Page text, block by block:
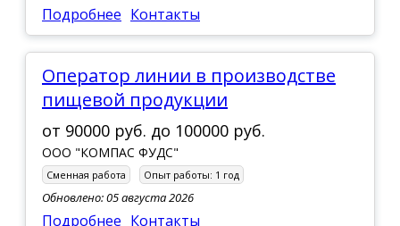
Подробнее Контакты
Оператор линии в производстве
пищевой продукции
от 90000 руб. до 100000 руб.
ООО "КОМПАС ФУДС"
Сменная работа Опыт работы: 1 год
Обновлено: 05 августа 2026
Подробнее Контакты